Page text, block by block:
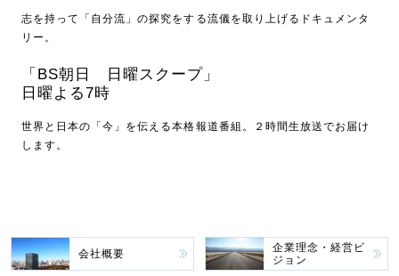
志を持って「自分流」の探究をする流儀を取り上げるドキュメンタ
リー。
「BS朝日 日曜スクープ」
日曜よる7時
世界と日本の「今」を伝える本格報道番組。２時間生放送でお届け
します。
会社概要
企業理念・経営ビ
ジョン